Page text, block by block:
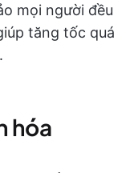
mọi người đều
tăng tốc quá
hóa